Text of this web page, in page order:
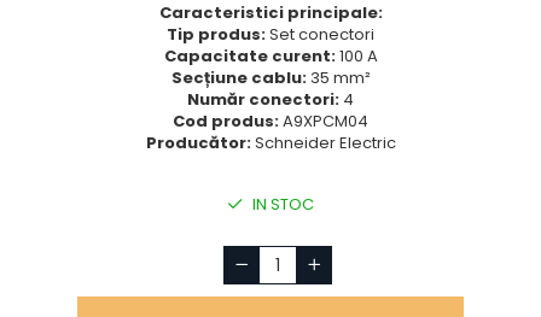
Caracteristici principale:
Tip produs:Set conectori
Capacitate curent:100 A
Secțiune cablu:35 mm²
Număr conectori: 4
Cod produs:A9XPCM04
Producător:Schneider Electric
IN STOC